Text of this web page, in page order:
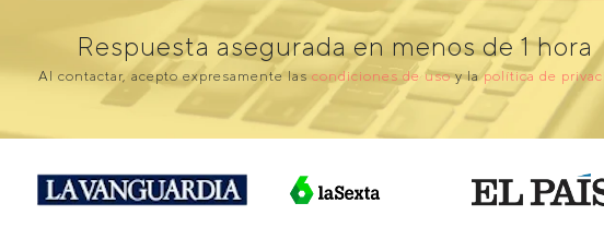
Respuesta asegurada en menos de 1 hora
Al contactar, acepto expresamente las condiciones de usoy lapolítica de